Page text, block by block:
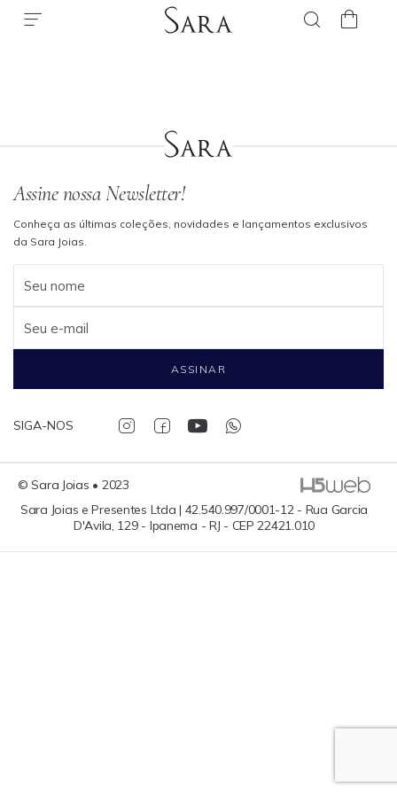
Assine nossa Newsletter!
Conheça as últimas coleções, novidades e lançamentos exclusivos
da Sara Joias.
Seu nome
Seu e-mail
ASSINAR
SIGA-NOS
© Sara Joias • 2023
Sara Joias e Presentes Ltda | 42.540.997/0001-12 - Rua Garcia
D'Avila, 129 - Ipanema - RJ - CEP 22421.010